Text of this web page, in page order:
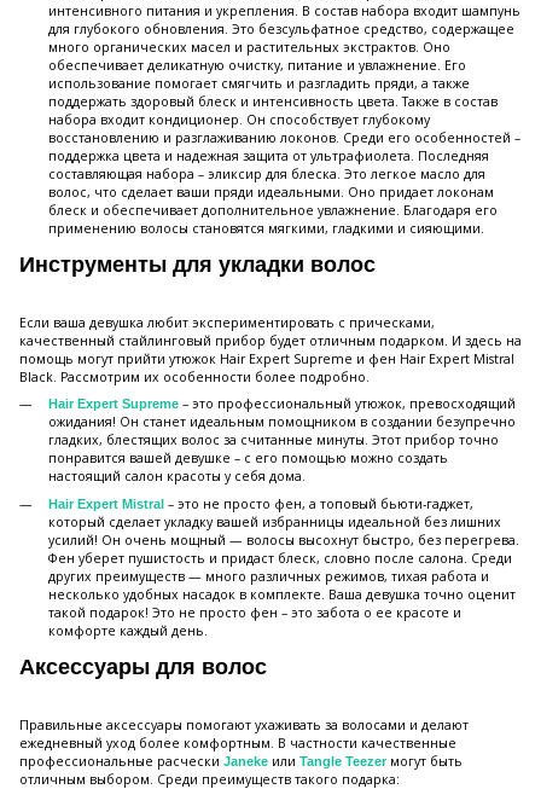
интенсивного питания и укрепления. В состав набора входит шампунь
для глубокого обновления. Это безсульфатное средство, содержащее
много органических масел и растительных экстрактов. Оно
обеспечивает деликатную очистку, питание и увлажнение. Его
использование помогает смягчить и разгладить пряди, а также
поддержать здоровый блеск и интенсивность цвета. Также в состав
набора входит кондиционер. Он способствует глубокому
восстановлению и разглаживанию локонов. Среди его особенностей –
поддержка цвета и надежная защита от ультрафиолета. Последняя
составляющая набора – эликсир для блеска. Это легкое масло для
волос, что сделает ваши пряди идеальными. Оно придает локонам
блеск и обеспечивает дополнительное увлажнение. Благодаря его
применению волосы становятся мягкими, гладкими и сияющими.
Инструменты для укладки волос
Если ваша девушка любит экспериментировать с прическами,
качественный стайлинговый прибор будет отличным подарком. И здесь на
помощь могут прийти утюжок Hair Expert Supreme и фен Hair Expert Mistral
Black. Рассмотрим их особенности более подробно.
Hair Expert Supreme – это профессиональный утюжок, превосходящий
ожидания! Он станет идеальным помощником в создании безупречно
гладких, блестящих волос за считанные минуты. Этот прибор точно
понравится вашей девушке – с его помощью можно создать
настоящий салон красоты у себя дома.
Hair Expert Mistral – это не просто фен, а топовый бьюти-гаджет,
который сделает укладку вашей избранницы идеальной без лишних
усилий! Он очень мощный — волосы высохнут быстро, без перегрева.
Фен уберет пушистость и придаст блеск, словно после салона. Среди
других преимуществ — много различных режимов, тихая работа и
несколько удобных насадок в комплекте. Ваша девушка точно оценит
такой подарок! Это не просто фен – это забота о ее красоте и
комфорте каждый день.
Аксессуары для волос
Правильные аксессуары помогают ухаживать за волосами и делают
ежедневный уход более комфортным. В частности качественные
профессиональные расчески Janeke или Tangle Teezerмогут быть
отличным выбором. Среди преимуществ такого подарка: